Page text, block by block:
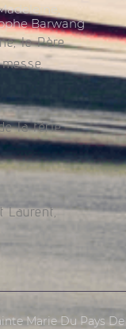
Barwang
le Père
la férie
Laurent,
Marie Du Pays De